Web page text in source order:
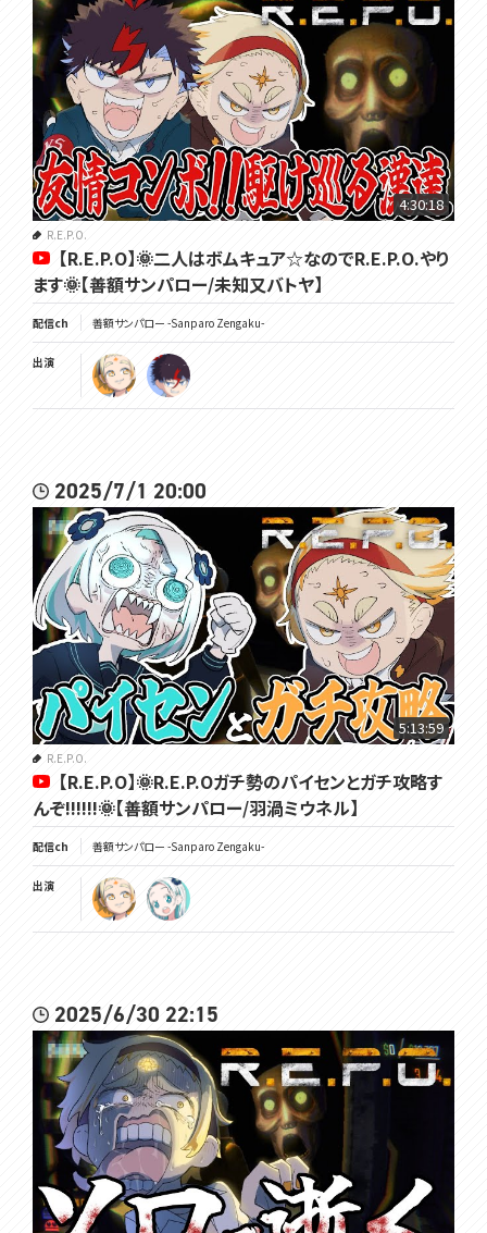
4:30:18
R.E.P.O.
【R.E.P.O】🌞二人はボムキュア☆なのでR.E.P.O.やり
ます🌞【善額サンパロー/未知又バトヤ】
配信ch 善額サンパロー -Sanparo Zengaku-
出演
2025/7/1 20:00
5:13:59
R.E.P.O.
【R.E.P.O】🌞R.E.P.Oガチ勢のパイセンとガチ攻略す
んぞ!!!!!!🌞【善額サンパロー/羽渦ミウネル】
配信ch 善額サンパロー -Sanparo Zengaku-
出演
2025/6/30 22:15